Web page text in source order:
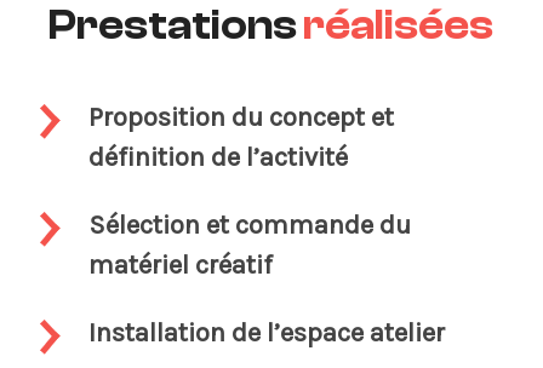
Prestationsréalisées
Proposition du concept et
définition de l’activité
Sélection et commande du
matériel créatif
Installation de l’espace atelier